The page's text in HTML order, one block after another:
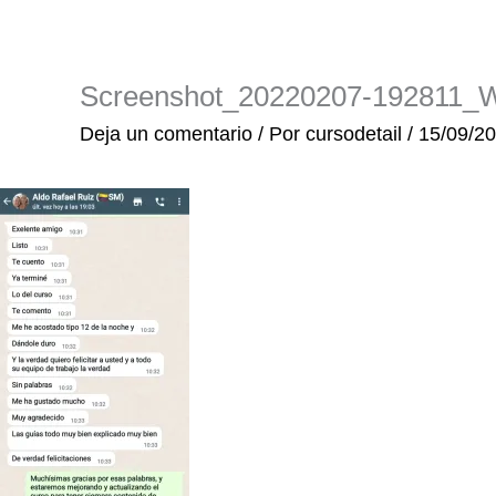
Screenshot_20220207-
Deja un comentario / Por cursodetail / 15/09/